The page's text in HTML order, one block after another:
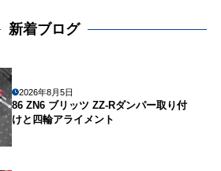
新着ブログ
2026年8月5日
86 ZN6 ブリッツ ZZ-Rダンパー取り付
けと四輪アライメント